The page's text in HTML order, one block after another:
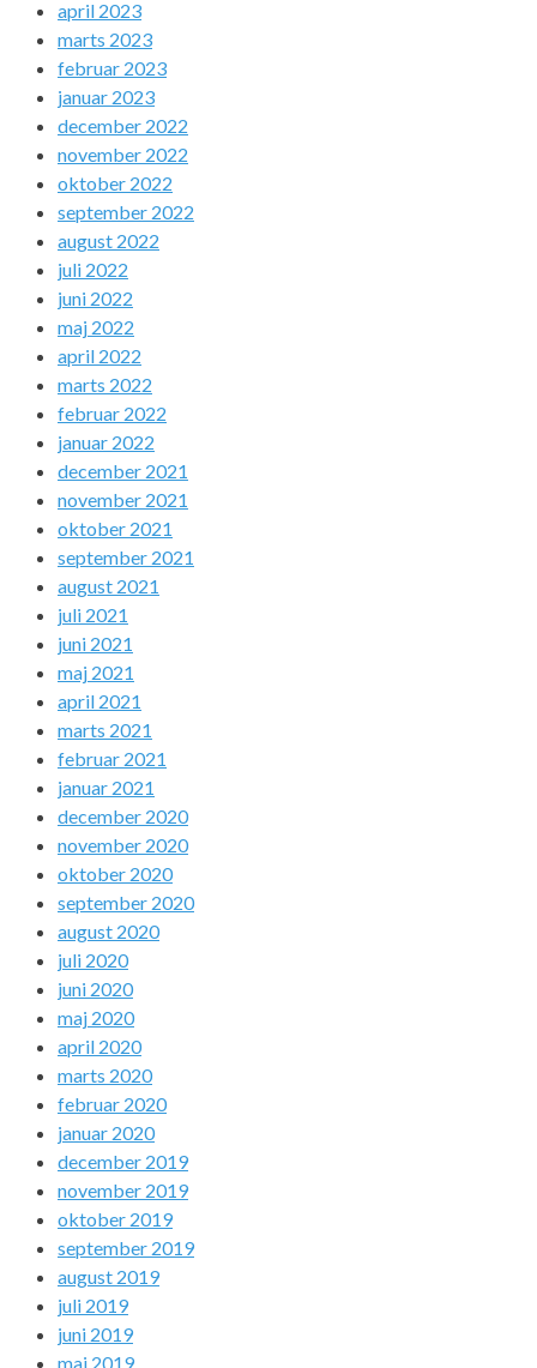
april 2023
marts 2023
februar 2023
januar 2023
december 2022
november 2022
oktober 2022
september 2022
august 2022
juli 2022
juni 2022
maj 2022
april 2022
marts 2022
februar 2022
januar 2022
december 2021
november 2021
oktober 2021
september 2021
august 2021
juli 2021
juni 2021
maj 2021
april 2021
marts 2021
februar 2021
januar 2021
december 2020
november 2020
oktober 2020
september 2020
august 2020
juli 2020
juni 2020
maj 2020
april 2020
marts 2020
februar 2020
januar 2020
december 2019
november 2019
oktober 2019
september 2019
august 2019
juli 2019
juni 2019
maj 2019